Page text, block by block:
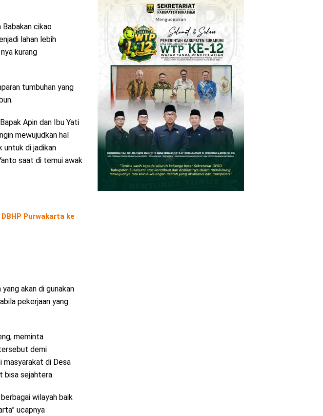
cikao
lahan lebih
kurang
tumbuhan yang
Apin dan Ibu Yati
mewujudkan hal
untuk di jadikan
saat di temui awak
Purwakarta ke
akan di gunakan
pekerjaan yang
meminta
demi
masyarakat di Desa
bisa sejahtera.
wilayah baik
ucapnya